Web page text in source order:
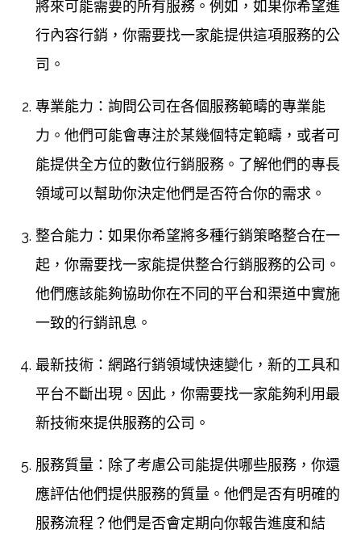
將來可能需要的所有服務。例如，如果你希望進
行內容行銷，你需要找一家能提供這項服務的公
司。
專業能力：詢問公司在各個服務範疇的專業能
力。他們可能會專注於某幾個特定範疇，或者可
能提供全方位的數位行銷服務。了解他們的專長
領域可以幫助你決定他們是否符合你的需求。
整合能力：如果你希望將多種行銷策略整合在一
起，你需要找一家能提供整合行銷服務的公司。
他們應該能夠協助你在不同的平台和渠道中實施
一致的行銷訊息。
最新技術：網路行銷領域快速變化，新的工具和
平台不斷出現。因此，你需要找一家能夠利用最
新技術來提供服務的公司。
服務質量：除了考慮公司能提供哪些服務，你還
應評估他們提供服務的質量。他們是否有明確的
服務流程？他們是否會定期向你報告進度和結